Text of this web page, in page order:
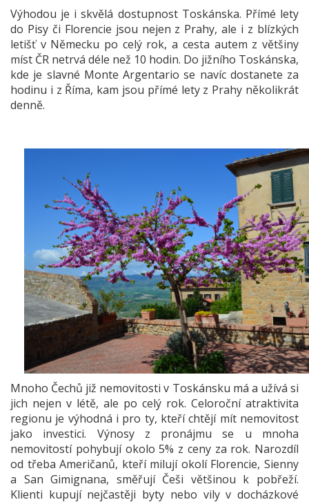
Výhodou je i skvělá dostupnost Toskánska. Přímé lety
do Pisy či Florencie jsou nejen z Prahy, ale i z blízkých
letišť v Německu po celý rok, a cesta autem z většiny
míst ČR netrvá déle než 10 hodin. Do jižního Toskánska,
kde je slavné Monte Argentario se navíc dostanete za
hodinu i z Říma, kam jsou přímé lety z Prahy několikrát
denně.
Mnoho Čechů již nemovitosti v Toskánsku má a užívá si
jich nejen v létě, ale po celý rok. Celoroční atraktivita
regionu je výhodná i pro ty, kteří chtějí mít nemovitost
jako investici. Výnosy z pronájmu se u mnoha
nemovitostí pohybují okolo 5% z ceny za rok. Narozdíl
od třeba Američanů, kteří milují okolí Florencie, Sienny
a San Gimignana, směřují Češi většinou k pobřeží.
Klienti kupují nejčastěji byty nebo vily v docházkové